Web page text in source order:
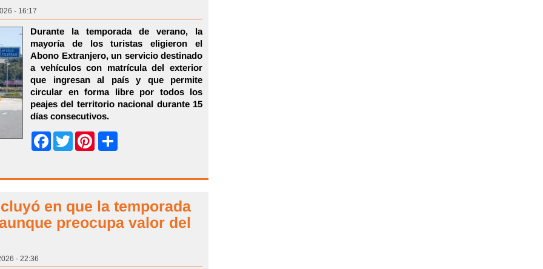
- 16:17
Durante la temporada de verano, la
mayoría de los turistas eligieron el
Abono Extranjero, un servicio destinado
a vehículos con matrícula del exterior
que ingresan al país y que permite
circular en forma libre por todos los
peajes del territorio nacional durante 15
días consecutivos.
FacebookTwitter Pinterest
en que la temporada
preocupa valor del
- 22:36